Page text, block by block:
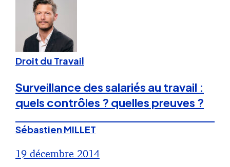
Droit du Travail
Surveillance des salariés au travail :
quels contrôles ? quelles preuves ?
Sébastien MILLET
19 décembre 2014